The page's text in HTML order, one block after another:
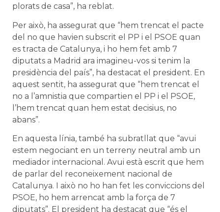
plorats de casa”, ha reblat.
Per això, ha assegurat que “hem trencat el pacte
del no que havien subscrit el PP i el PSOE quan
es tracta de Catalunya, i ho hem fet amb 7
diputats a Madrid ara imagineu-vos si tenim la
presidència del país”, ha destacat el president. En
aquest sentit, ha assegurat que “hem trencat el
no a l’amnistia que compartien el PP i el PSOE,
l’hem trencat quan hem estat decisius, no
abans”.
En aquesta línia, també ha subratllat que “avui
estem negociant en un terreny neutral amb un
mediador internacional. Avui està escrit que hem
de parlar del reconeixement nacional de
Catalunya. I això no ho han fet les conviccions del
PSOE, ho hem arrencat amb la força de 7
diputats”. El president ha destacat que “és el